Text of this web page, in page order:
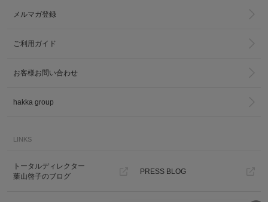
メルマガ登録
ご利用ガイド
お客様お問い合わせ
hakka group
LINKS
トータルディレクター
葉山啓子のブログ
PRESS BLOG